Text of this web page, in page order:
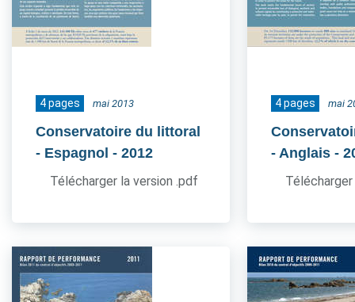
4 pages mai 2013
Conservatoire du littoral
- Espagnol - 2012
Télécharger la version .pdf
4 pages mai
- Anglais -